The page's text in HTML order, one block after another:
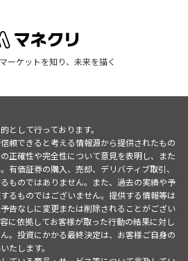
ーケットを知り、未来を描く
として行っております。
頼できると考える情報源から提供されたもの
正確性や完全性について意見を表明し、また
有価証券の購入、売却、デリバティブ取引、
ものではありません。また、過去の実績や予
るものではございません。提供する情報等は
告なしに変更または削除されることがござい
に依拠してお客様が取った行動の結果に対し
。投資にかかる最終決定は、お客様ご自身の
たします。